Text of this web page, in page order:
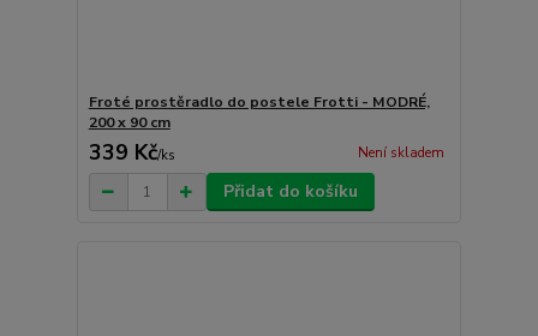
Froté prostěradlo do postele Frotti - MODRÉ,
200 x 90 cm
339 Kč/ks Není skladem
Přidat do košíku